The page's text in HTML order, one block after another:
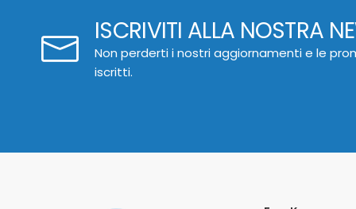
ISCRIVITI ALLA NOSTRA
Non perderti i nostri aggiornamenti e le
iscritti.